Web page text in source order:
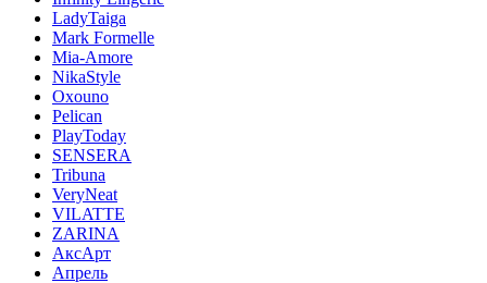
LadyTaiga
Mark Formelle
Mia-Amore
NikaStyle
Oxouno
Pelican
PlayToday
SENSERA
Tribuna
VeryNeat
VILATTE
ZARINA
АксАрт
Апрель